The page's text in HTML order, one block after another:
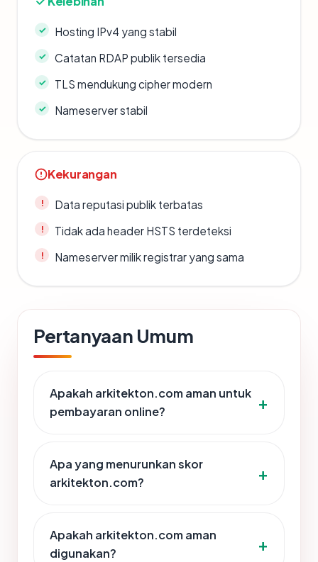
Hosting IPv4 yang stabil
Catatan RDAP publik tersedia
TLS mendukung cipher modern
Nameserver stabil
Kekurangan
Data reputasi publik terbatas
Tidak ada header HSTS terdeteksi
Nameserver milik registrar yang sama
Pertanyaan Umum
Apakah arkitekton.com aman untuk
pembayaran online?
Apa yang menurunkan skor
arkitekton.com?
Apakah arkitekton.com aman
digunakan?